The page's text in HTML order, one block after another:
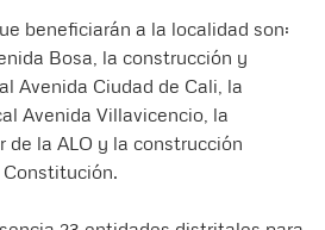
beneficiarán a la localidad son:
Bosa, la construcción y
Avenida Ciudad de Cali, la
Avenida Villavicencio, la
de la ALO y la construcción